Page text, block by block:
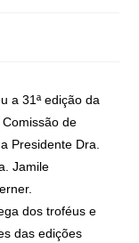
a 31ª edição da
de
Presidente Dra.
Jamile
dos troféus e
das edições